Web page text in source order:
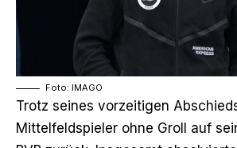
Foto: IMAGO
Trotz seines vorzeitigen
Mittelfeldspieler ohne Groll auf